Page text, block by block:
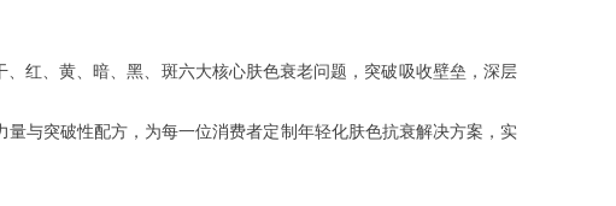
红、黄、暗、黑、斑六大核心肤色衰老问题，突破吸收壁垒，深层
与突破性配方，为每一位消费者定制年轻化肤色抗衰解决方案，实